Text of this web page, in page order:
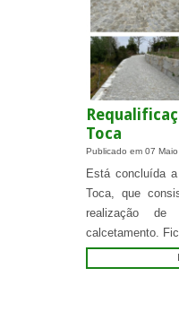
Toca
Publicado em 07
Está concluída
Toca, que
realização
calcetamento.